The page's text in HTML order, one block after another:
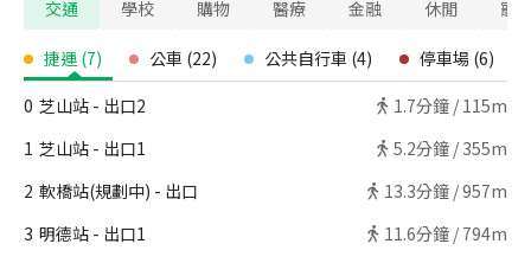
交通 學校 購物 醫療 金融 休閒 寵
捷運 (7) 公車 (22) 公共自行車 (4) 停車場 (6)
0 芝山站 - 出口2 1.7分鐘 / 115m
1 芝山站 - 出口1 5.2分鐘 / 355m
2 軟橋站(規劃中) - 出口 13.3分鐘 /957m
3 明德站 - 出口1 11.6分鐘 / 794m